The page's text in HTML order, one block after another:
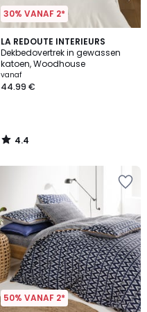
30% VANAF 2*
LA REDOUTE INTERIEURS
Dekbedovertrek in gewassen
katoen, Woodhouse
vanaf
44.99 €
4.4
/ 5
4.4
/
50% VANAF 2*